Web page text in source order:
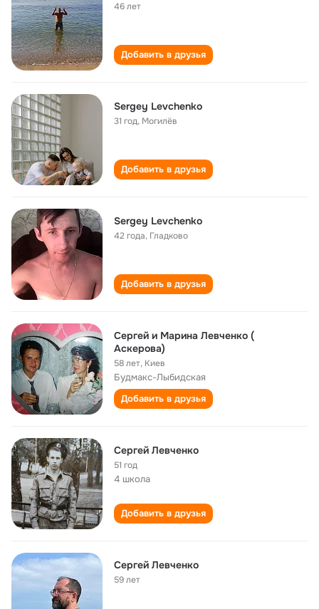
46 лет
Добавить в друзья
Sergey Levchenko
31 год, Могилёв
Добавить в друзья
Sergey Levchenko
42 года, Гладково
Добавить в друзья
Cергей и Марина Левченко (
Аскерова)
58 лет, Киев
Будмакс-Лыбидская
Добавить в друзья
Сергей Левченко
51 год
4 школа
Добавить в друзья
Cергей Левченко
59 лет